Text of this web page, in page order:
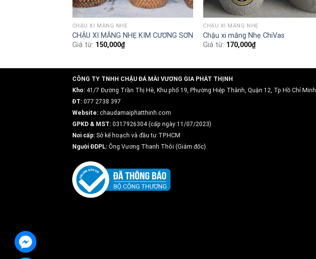
CHẬU XI MĂNG NHẸ
CHẬU XI MĂNG NHẸ KIM CƯƠNG SƠN
Giá từ: 150,000₫
CHẬU XI MĂNG NHẸ
Chậu xi măng Nhẹ ChiVas
Giá từ: 170,000₫
CÔNG TY TNHH CHẬU ĐÁ MÀI VƯƠNG GIA PHÁT THỊNH
Kho: 41/7 Đường Trần Thị Hè, Khu phố 19, Phường Hiệp Thành, Quận 12, Tp Hồ Chí Minh
ĐT: 077 2738 397
Website: chaudamaiphatthinh.com
GPKD & MST: 0317926304 (cấp ngày:11/07/2023)
Nơi cấp: Sở kế hoạch và đầu tư TP.HCM
Người ĐDPL: Ông Vương Thanh Thôi (Giám đốc)